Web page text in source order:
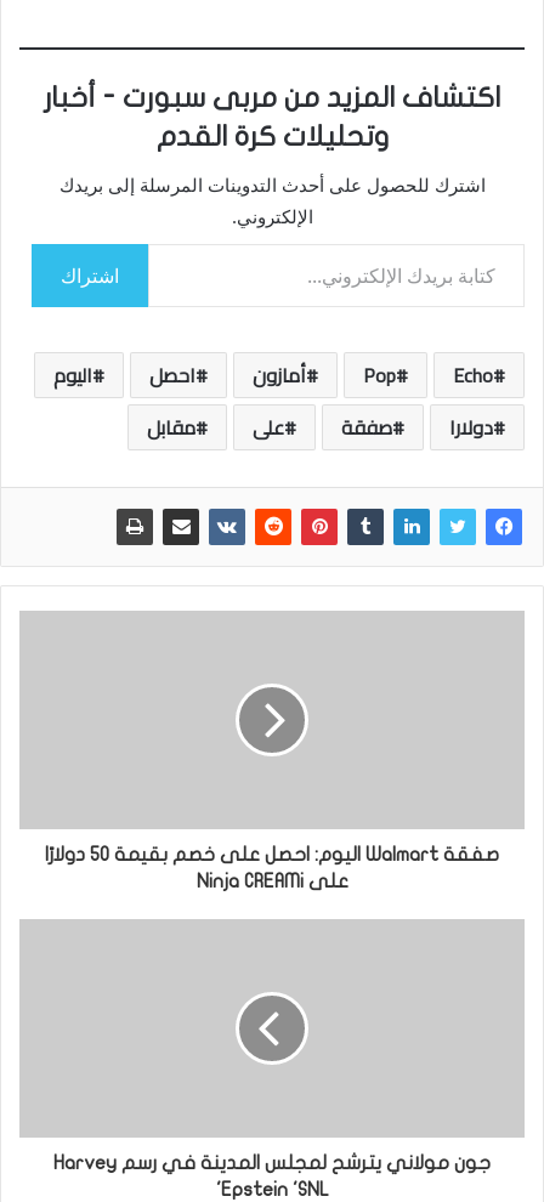
اكتشاف المزيد من مربى سبورت - أخبار
وتحليلات كرة القدم
اشترك للحصول على أحدث التدوينات المرسلة إلى بريدك
الإلكتروني.
كتابة بريدك الإلكتروني...
اشتراك
Echo
Pop أمازون احصل
اليوم
دولارا
صفقة على مقابل
صفقة Walmart اليوم: احصل على خصم بقيمة 50 دولارًا
على Ninja CREAMi
جون مولاني يترشح لمجلس المدينة في رسم Harvey
Epstein 'SNL'